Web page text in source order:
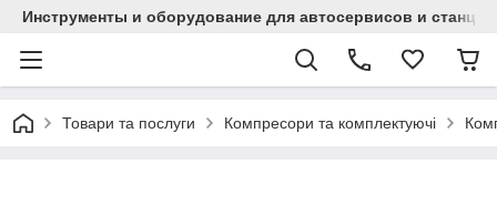
Инструменты и оборудование для автосервисов и
Товари та послуги Компресори та комплектуючі